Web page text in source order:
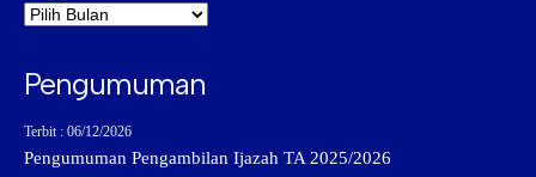
Pengumuman
Terbit : 06/12/2026
Pengumuman Pengambilan Ijazah TA 2025/2026